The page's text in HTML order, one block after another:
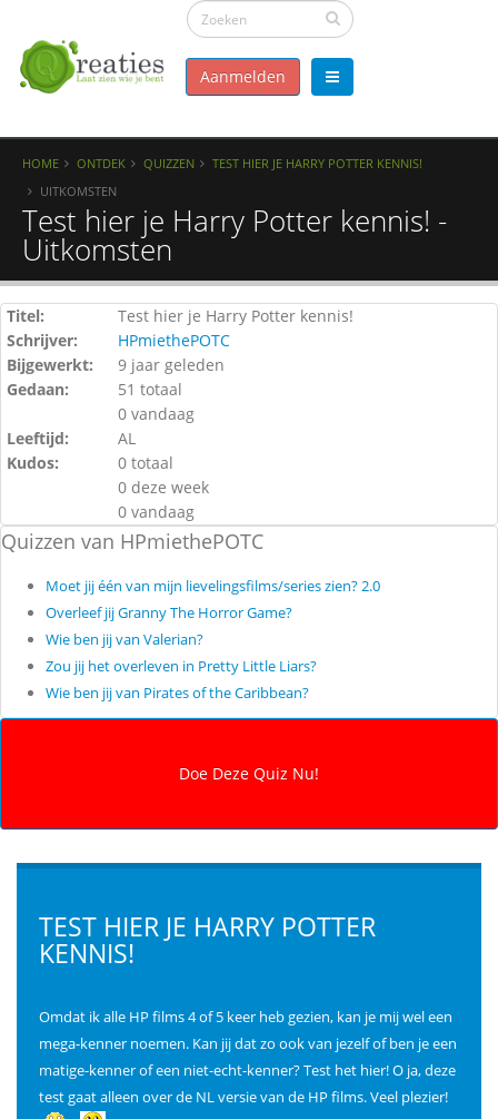
Aanmelden
HOME ONTDEK QUIZZEN
TEST HIER JE HARRY POTTER KENNIS!
UITKOMSTEN
Test hier je Harry Potter kennis! -
Uitkomsten
Titel:
Test hier je Harry Potter kennis!
Schrijver:
HPmiethePOTC
Bijgewerkt:
9 jaar geleden
Gedaan:
51 totaal
0 vandaag
Leeftijd:
AL
Kudos:
0 totaal
0 deze week
0 vandaag
Quizzen van HPmiethePOTC
Moet jij één van mijn lievelingsfilms/series zien? 2.0
Overleef jij Granny The Horror Game?
Wie ben jij van Valerian?
Zou jij het overleven in Pretty Little Liars?
Wie ben jij van Pirates of the Caribbean?
TEST HIER JE HARRY POTTER
KENNIS!
Omdat ik alle HP films 4 of 5 keer heb gezien, kan je mij wel een
mega-kenner noemen. Kan jij dat zo ook van jezelf of ben je een
matige-kenner of een niet-echt-kenner? Test het hier! O ja, deze
test gaat alleen over de NL versie van de HP films. Veel plezier!